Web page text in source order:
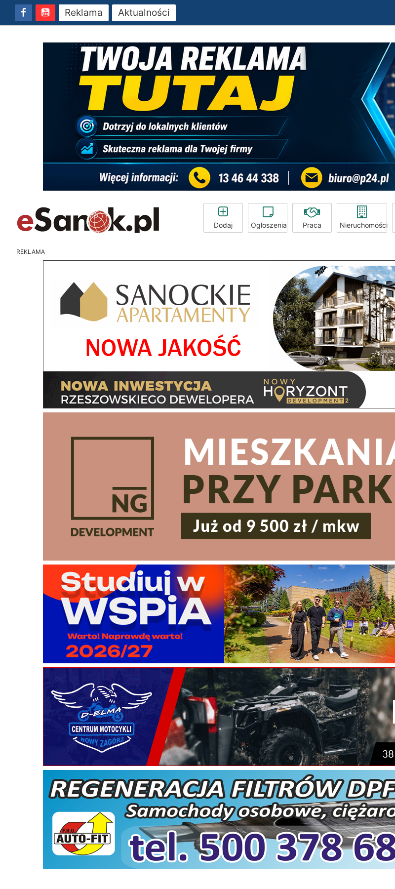
Reklama Aktualności
Dodaj Ogłoszenia Praca Nieruchomości
REKLAMA